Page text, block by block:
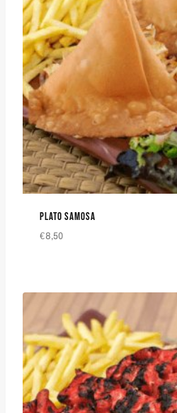
PLATO SAMOSA
€8,50